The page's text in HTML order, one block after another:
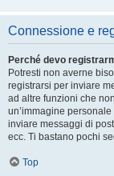
Connessione e
Perché devo
Potresti non averne
registrarsi per inviare
ad altre funzioni che
un’immagine
inviare messaggi di
ecc. Ti bastano pochi
Top